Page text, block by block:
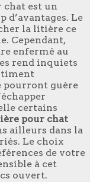
chat est un
d’avantages. Le
la litière ce
Cependant,
enfermé au
rend inquiets
pourront guère
certains
pour chat
ailleurs dans la
Le choix
de votre
à cet
ouvert.